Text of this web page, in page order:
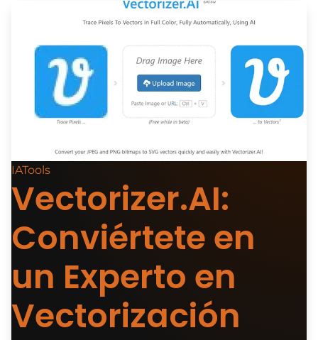
IATools
Vectorizer.AI:
Conviértete en
un Experto en
Vectorización